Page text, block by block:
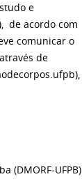
e
de acordo com
comunicar o
de
(DMORF-UFPB)